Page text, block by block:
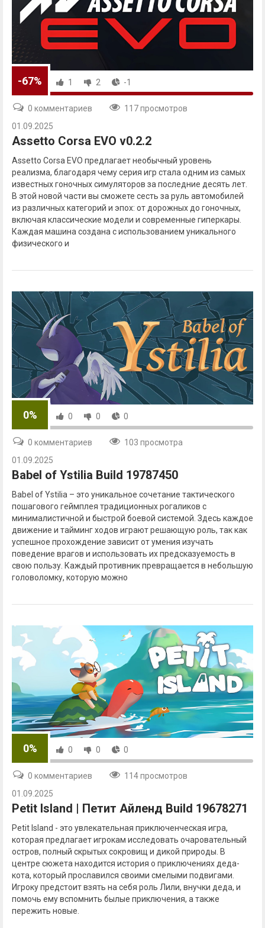
-67% 1 2 -1
0 комментариев
117 просмотров
01.09.2025
Assetto Corsa EVO v0.2.2
Assetto Corsa EVO предлагает необычный уровень
реализма, благодаря чему серия игр стала одним из самых
известных гоночных симуляторов за последние десять лет.
В этой новой части вы сможете сесть за руль автомобилей
из различных категорий и эпох: от дорожных до гоночных,
включая классические модели и современные гиперкары.
Каждая машина создана с использованием уникального
физического и
0% 0 0 0
0 комментариев
103 просмотра
01.09.2025
Babel of Ystilia Build 19787450
Babel of Ystilia – это уникальное сочетание тактического
пошагового геймплея традиционных рогаликов с
минималистичной и быстрой боевой системой. Здесь каждое
движение и тайминг ходов играют решающую роль, так как
успешное прохождение зависит от умения изучать
поведение врагов и использовать их предсказуемость в
свою пользу. Каждый противник превращается в небольшую
головоломку, которую можно
0% 0 0 0
0 комментариев
114 просмотров
01.09.2025
Petit Island | Петит Айленд Build 19678271
Petit Island - это увлекательная приключенческая игра,
которая предлагает игрокам исследовать очаровательный
остров, полный скрытых сокровищ и дикой природы. В
центре сюжета находится история о приключениях деда-
кота, который прославился своими смелыми подвигами.
Игроку предстоит взять на себя роль Лили, внучки деда, и
помочь ему вспомнить былые приключения, а также
пережить новые.